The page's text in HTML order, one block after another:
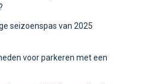
seizoenspas van 2025
voor parkeren met een